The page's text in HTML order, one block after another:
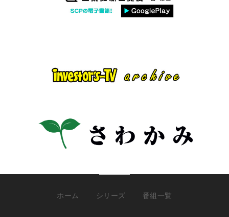
ホーム シリーズ 番組一覧